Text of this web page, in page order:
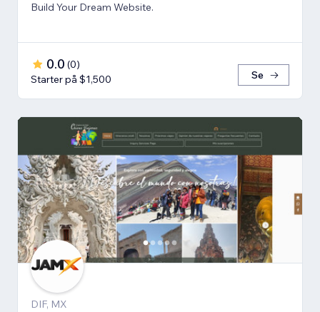
Build Your Dream Website.
0.0 (0)
Starter på $1,500
Se
DIF, MX